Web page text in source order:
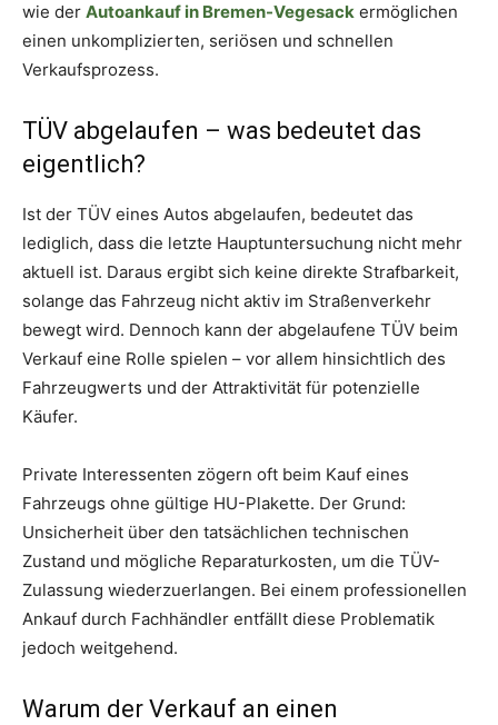
wie der Autoankauf in Bremen-Vegesack ermöglichen
einen unkomplizierten, seriösen und schnellen
Verkaufsprozess.
TÜV abgelaufen – was bedeutet das
eigentlich?
Ist der TÜV eines Autos abgelaufen, bedeutet das
lediglich, dass die letzte Hauptuntersuchung nicht mehr
aktuell ist. Daraus ergibt sich keine direkte Strafbarkeit,
solange das Fahrzeug nicht aktiv im Straßenverkehr
bewegt wird. Dennoch kann der abgelaufene TÜV beim
Verkauf eine Rolle spielen – vor allem hinsichtlich des
Fahrzeugwerts und der Attraktivität für potenzielle
Käufer.
Private Interessenten zögern oft beim Kauf eines
Fahrzeugs ohne gültige HU-Plakette. Der Grund:
Unsicherheit über den tatsächlichen technischen
Zustand und mögliche Reparaturkosten, um die TÜV-
Zulassung wiederzuerlangen. Bei einem professionellen
Ankauf durch Fachhändler entfällt diese Problematik
jedoch weitgehend.
Warum der Verkauf an einen